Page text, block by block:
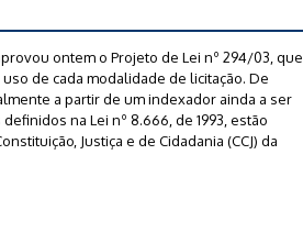
ontem o Projeto de Lei nº 294/03, que
de cada modalidade de licitação. De
a partir de um indexador ainda a ser
na Lei nº 8.666, de 1993, estão
Justiça e de Cidadania (CCJ) da